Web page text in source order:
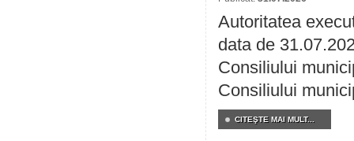
Autoritatea
data de
Consiliului
Consiliului
CITEŞTE MAI MULT...